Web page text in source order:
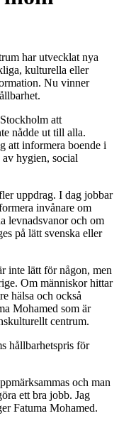
har utvecklat nya
kulturella eller
Nu vinner
att
nådde ut till alla.
att informera boende i
hygien, social
uppdrag. I dag jobbar
invånare om
levnadsvanor och om
på lätt svenska eller
inte lätt för någon, men
Om människor hittar
hälsa och också
Mohamed som är
centrum.
hållbarhetspris för
och man
ett bra jobb. Jag
Fatuma Mohamed.